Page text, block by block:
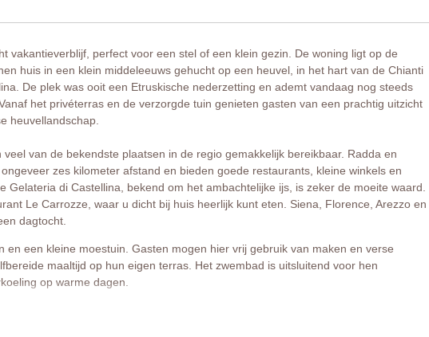
vakantieverblijf, perfect voor een stel of een klein gezin. De woning ligt op de
huis in een klein middeleeuws gehucht op een heuvel, in het hart van de Chianti
De plek was ooit een Etruskische nederzetting en ademt vandaag nog steeds
het privéterras en de verzorgde tuin genieten gasten van een prachtig uitzicht
heuvellandschap.
van de bekendste plaatsen in de regio gemakkelijk bereikbaar. Radda en
zes kilometer afstand en bieden goede restaurants, kleine winkels en
Gelateria di Castellina, bekend om het ambachtelijke ijs, is zeker de moeite waard.
Le Carrozze, waar u dicht bij huis heerlijk kunt eten. Siena, Florence, Arezzo en
dagtocht.
en een kleine moestuin. Gasten mogen hier vrij gebruik van maken en verse
maaltijd op hun eigen terras. Het zwembad is uitsluitend voor hen
op warme dagen.
Toscaanse stijl. Houten balkenplafonds, terracottavloeren en een gezellige